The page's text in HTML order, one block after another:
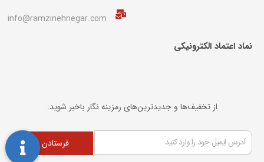
info@ramzinehnegar.com
نماد اعتماد الکترونیکی​
از تخفیف‌ها و جدیدترین‌های رمزینه نگار باخبر شوید:
فرستادن